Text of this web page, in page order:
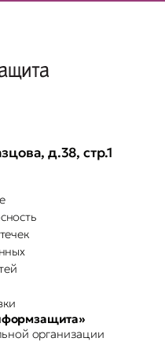
д.38, стр.1
организации